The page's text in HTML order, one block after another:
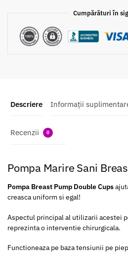
Cumpărături în
Descriere Informații
Recenzii 0
Pompa Marire Sani
Pompa Breast Pump Double Cups
creasca uniform si egal!
Aspectul principal al utilizarii acestei
reprezinta o interventie chirurgicala.
Functioneaza pe baza tensiunii pe